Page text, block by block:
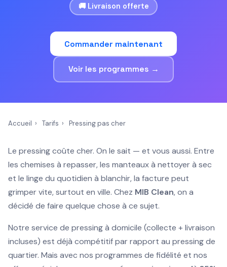
🚚 Livraison offerte
Commander maintenant
Voir les programmes →
Accueil › Tarifs › Pressing pas cher
Le pressing coûte cher. On le sait — et vous aussi. Entre
les chemises à repasser, les manteaux à nettoyer à sec
et le linge du quotidien à blanchir, la facture peut
grimper vite, surtout en ville. Chez MIB Clean, on a
décidé de faire quelque chose à ce sujet.
Notre service de pressing à domicile (collecte + livraison
incluses) est déjà compétitif par rapport au pressing de
quartier. Mais avec nos programmes de fidélité et nos